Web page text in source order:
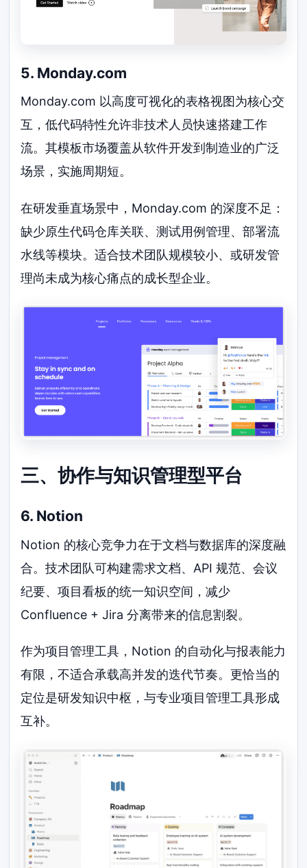
5. Monday.com
Monday.com 以高度可视化的表格视图为核心交
互，低代码特性允许非技术人员快速搭建工作
流。其模板市场覆盖从软件开发到制造业的广泛
场景，实施周期短。
在研发垂直场景中，Monday.com 的深度不足：
缺少原生代码仓库关联、测试用例管理、部署流
水线等模块。适合技术团队规模较小、或研发管
理尚未成为核心痛点的成长型企业。
三、协作与知识管理型平台
6. Notion
Notion 的核心竞争力在于文档与数据库的深度融
合。技术团队可构建需求文档、API 规范、会议
纪要、项目看板的统一知识空间，减少
Confluence + Jira 分离带来的信息割裂。
作为项目管理工具，Notion 的自动化与报表能力
有限，不适合承载高并发的迭代节奏。更恰当的
定位是研发知识中枢，与专业项目管理工具形成
互补。